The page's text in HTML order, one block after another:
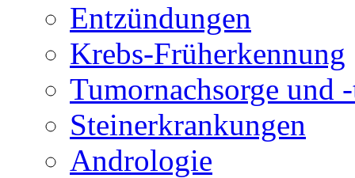
Entzündungen
Krebs-Früherkennung
Tumornachsorge und
Steinerkrankungen
Andrologie